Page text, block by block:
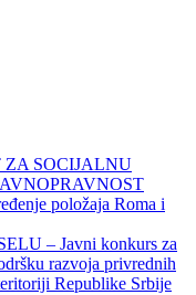
ZA SOCIJALNU
položaja Roma i
– Javni konkurs za
razvoja privrednih
Republike Srbije